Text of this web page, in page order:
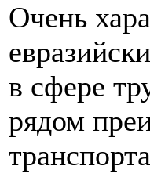
Очень
в сфере
рядом